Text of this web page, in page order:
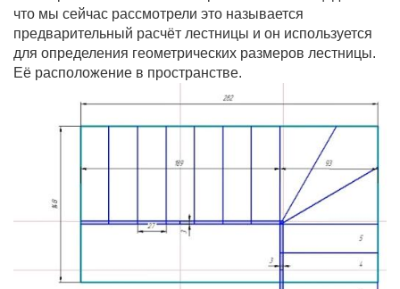
что мы сейчас рассмотрели это называется
предварительный расчёт лестницы и он используется
для определения геометрических размеров лестницы.
Её расположение в пространстве.